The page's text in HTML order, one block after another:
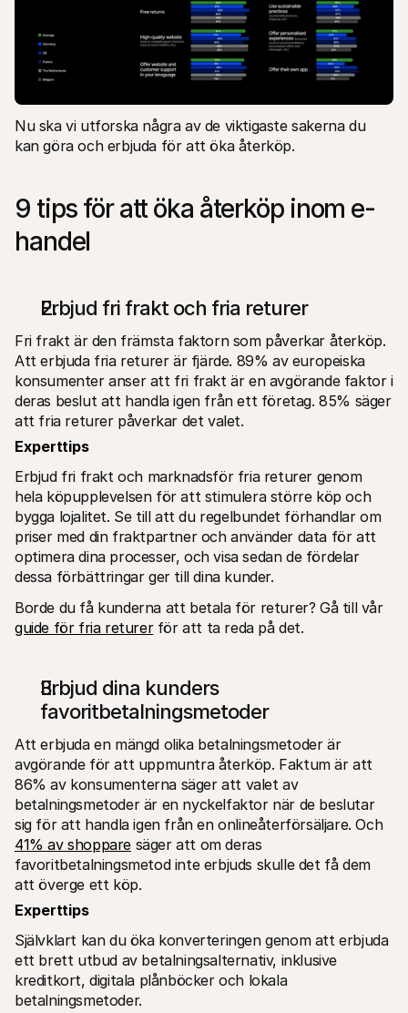
Nu ska vi utforska några av de viktigaste sakerna du
kan göra och erbjuda för att öka återköp.
9 tips för att öka återköp inom e-
handel
Erbjud fri frakt och fria returer
Fri frakt är den främsta faktorn som påverkar återköp.
Att erbjuda fria returer är fjärde. 89% av europeiska
konsumenter anser att fri frakt är en avgörande faktor i
deras beslut att handla igen från ett företag. 85% säger
att fria returer påverkar det valet.
Experttips
Erbjud fri frakt och marknadsför fria returer genom
hela köpupplevelsen för att stimulera större köp och
bygga lojalitet. Se till att du regelbundet förhandlar om
priser med din fraktpartner och använder data för att
optimera dina processer, och visa sedan de fördelar
dessa förbättringar ger till dina kunder.
Borde du få kunderna att betala för returer? Gå till vår
guide för fria returer för att ta reda på det.
Erbjud dina kunders
favoritbetalningsmetoder
Att erbjuda en mängd olika betalningsmetoder är
avgörande för att uppmuntra återköp. Faktum är att
86% av konsumenterna säger att valet av
betalningsmetoder är en nyckelfaktor när de beslutar
sig för att handla igen från en onlineåterförsäljare. Och
41% av shoppare säger att om deras
favoritbetalningsmetod inte erbjuds skulle det få dem
att överge ett köp.
Experttips
Självklart kan du öka konverteringen genom att erbjuda
ett brett utbud av betalningsalternativ, inklusive
kreditkort, digitala plånböcker och lokala
betalningsmetoder.